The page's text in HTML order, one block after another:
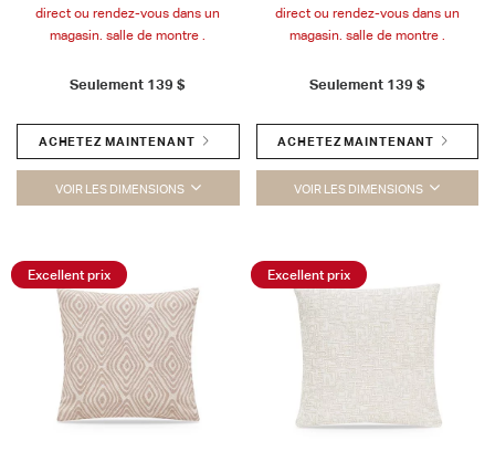
direct ou rendez-vous dans un
magasin. salle de montre .
Seulement 139 $
ACHETEZ MAINTENANT
VOIR LES DIMENSIONS
direct ou rendez-vous dans un
magasin. salle de montre .
Seulement 139 $
ACHETEZ MAINTENANT
VOIR LES DIMENSIONS
Excellent prix Excellent prix